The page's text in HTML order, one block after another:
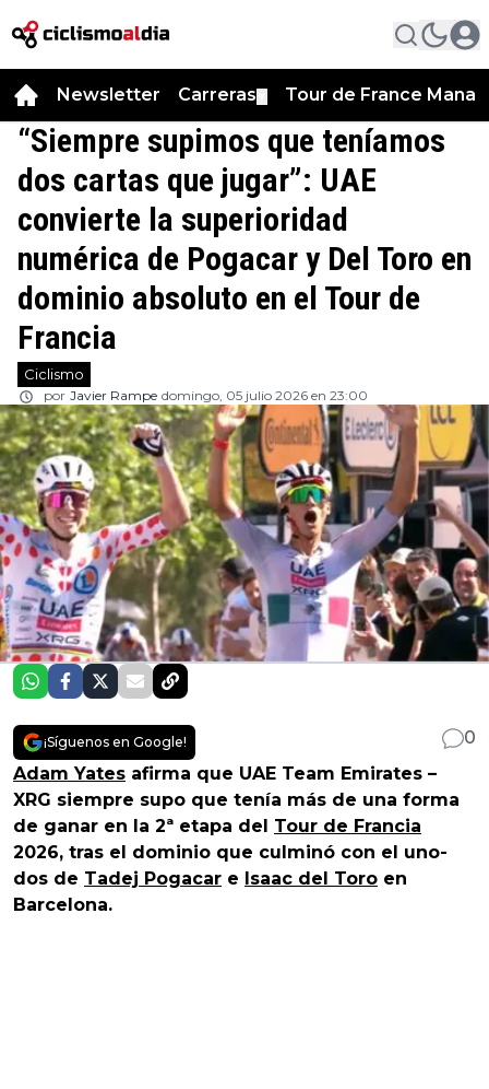
Newsletter Carreras Tour de France
“Siempre supimos que teníamos
dos cartas que jugar”: UAE
convierte la superioridad
numérica de Pogacar y Del Toro en
dominio absoluto en el Tour de
Francia
Ciclismo
por Javier Rampe domingo, 05 julio 2026 en 23:00
¡Síguenos en Google!
0
Adam Yates afirma que UAE Team Emirates –
XRG siempre supo que tenía más de una forma
de ganar en la 2ª etapa del Tour de Francia
2026, tras el dominio que culminó con el uno-
dos de Tadej Pogacar e Isaac del Toro en
Barcelona.